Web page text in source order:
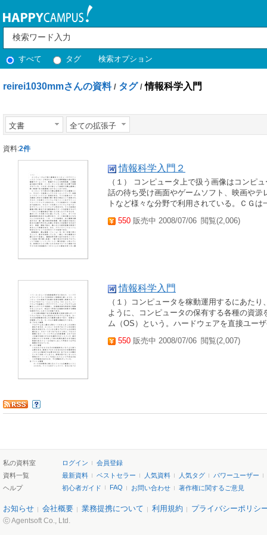
すべて タグ 検索オプション
reirei1030mmさんの資料 / タグ / 情報科学入門
文書 全ての拡張子
資料:2件
情報科学入門２
（１） コンピュータ上で扱う画像はコンピ
話の待ち受け画面やゲームソフト、映画や
トなど様々な分野で利用されている。ＣＧ
550 販売中 2008/07/06 閲覧(2,006)
情報科学入門
（１）コンピュータを稼動運用するにあた
ように、コンピュータの保有する各種の資
ム（OS）という。ハードウェアを直接ユー
550 販売中 2008/07/06 閲覧(2,007)
私の資料室 ログイン
会員登録
資料一覧
最新資料 ベストセラー 人気資料 人気タグ
パワーユーザー
ヘルプ
初心者ガイド FAQ お問い合わせ 著作権に関するご意見
お知らせ 会社概要 業務提携について 利用規約 プライバシーポリシ
ⓒ Agentsoft Co., Ltd.